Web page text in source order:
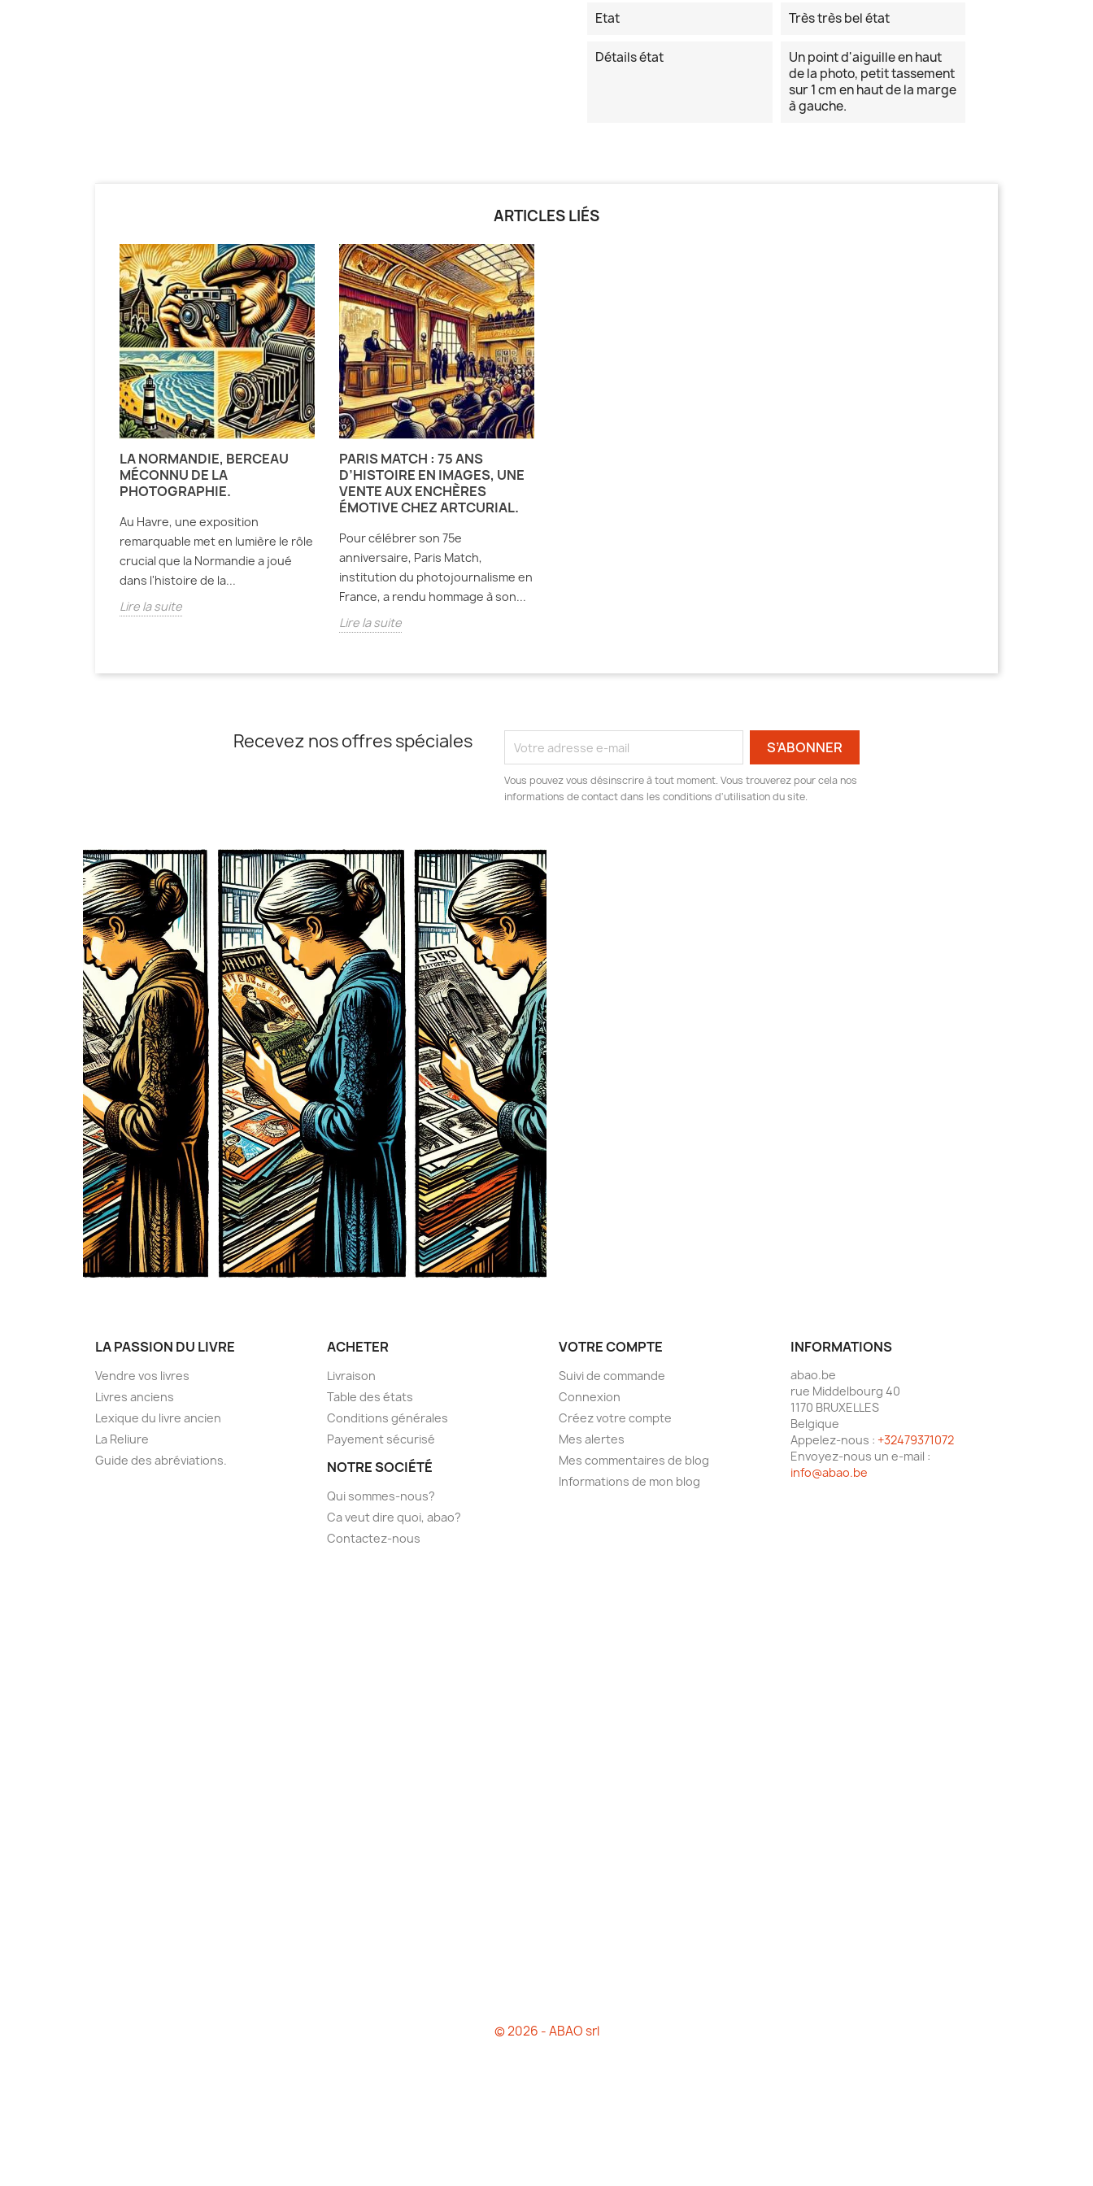
Etat
Très très bel état
Détails état
Un point d'aiguille en haut
de la photo, petit tassement
sur 1 cm en haut de la marge
à gauche.
ARTICLES LIÉS
LA NORMANDIE, BERCEAU
MÉCONNU DE LA
PHOTOGRAPHIE.
Au Havre, une exposition
remarquable met en lumière le rôle
crucial que la Normandie a joué
dans l'histoire de la...
Lire la suite
PARIS MATCH : 75 ANS
D’HISTOIRE EN IMAGES, UNE
VENTE AUX ENCHÈRES
ÉMOTIVE CHEZ ARTCURIAL.
Pour célébrer son 75e
anniversaire, Paris Match,
institution du photojournalisme en
France, a rendu hommage à son...
Lire la suite
Recevez nos offres spéciales
Vous pouvez vous désinscrire à tout moment. Vous trouverez pour cela nos
informations de contact dans les conditions d'utilisation du site.
LA PASSION DU LIVRE
Vendre vos livres
Livres anciens
Lexique du livre ancien
La Reliure
Guide des abréviations.
ACHETER
Livraison
Table des états
Conditions générales
Payement sécurisé
NOTRE SOCIÉTÉ
Qui sommes-nous?
Ca veut dire quoi, abao?
Contactez-nous
VOTRE COMPTE
Suivi de commande
Connexion
Créez votre compte
Mes alertes
Mes commentaires de blog
Informations de mon blog
INFORMATIONS
abao.be
rue Middelbourg 40
1170 BRUXELLES
Belgique
Appelez-nous : +32479371072
Envoyez-nous un e-mail :
info@abao.be
© 2026 - ABAO srl